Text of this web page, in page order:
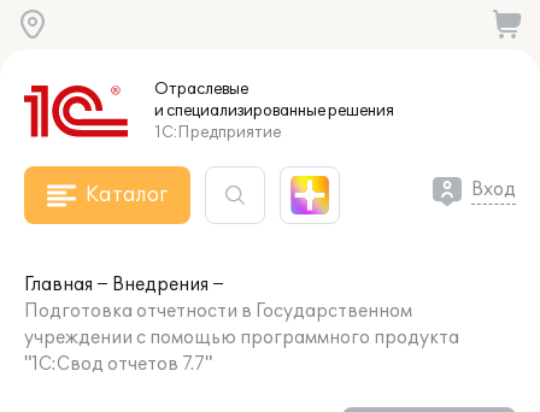
Отраслевые
и специализированныерешения
1С:Предприятие
Каталог Вход
Главная
Внедрения
Подготовка отчетности в Государственном
учреждении с помощью программного продукта
"1С:Свод отчетов 7.7"